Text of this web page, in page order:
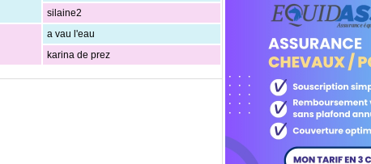
silaine2
a vau l'eau
karina de prez